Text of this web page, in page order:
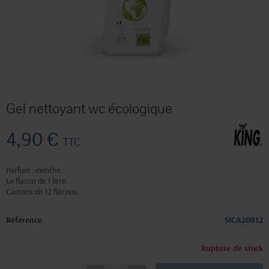
Gel nettoyant wc écologique
4,90 € TTC
Parfum : menthe.
Le flacon de 1 litre.
Cartons de 12 flacons.
Référence SICA20812
Rupture de stock